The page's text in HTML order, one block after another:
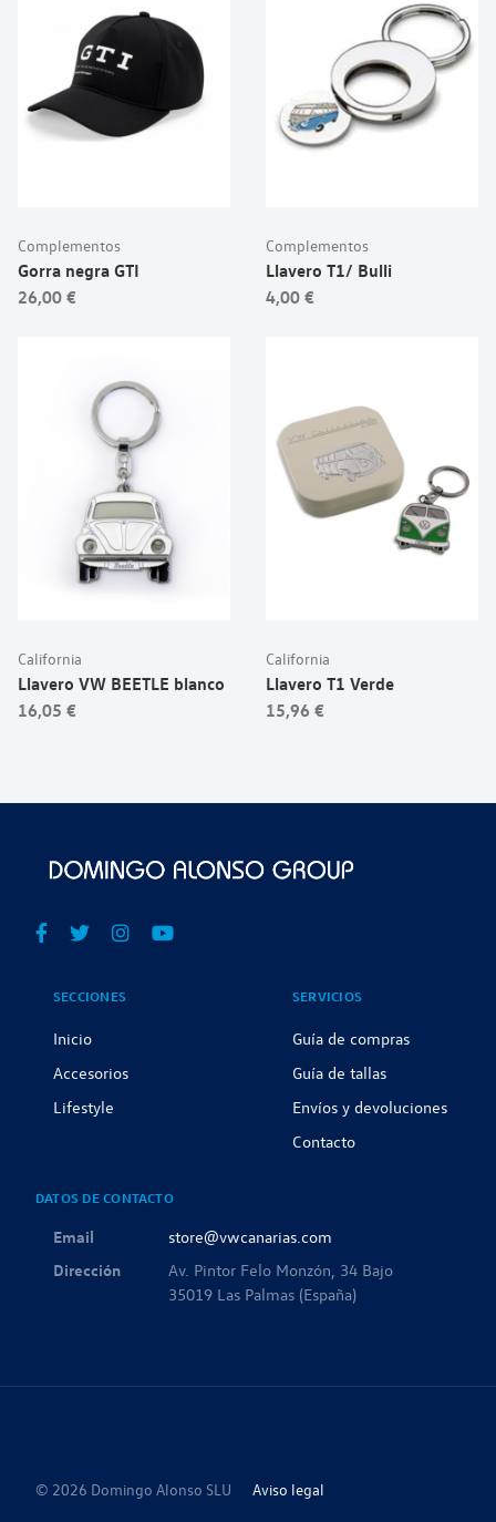
Complementos
Gorra negra GTI
26,00 €
Complementos
Llavero T1/ Bulli
4,00 €
California
Llavero VW BEETLE blanco
16,05 €
California
Llavero T1 Verde
15,96 €
SECCIONES
Inicio
Accesorios
Lifestyle
SERVICIOS
Guía de compras
Guía de tallas
Envíos y devoluciones
Contacto
DATOS DE CONTACTO
Email
store@vwcanarias.com
Dirección
Av. Pintor Felo Monzón, 34 Bajo
35019 Las Palmas (España)
© 2026 Domingo Alonso SLU Aviso legal